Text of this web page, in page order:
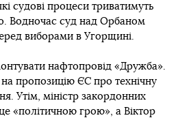
судові процеси триватимуть
Водночас суд над Орбаном
виборами в Угорщині.
нафтопровід «Дружба».
на пропозицію ЄС про технічну
Утім, міністр закордонних
«політичною грою», а Віктор